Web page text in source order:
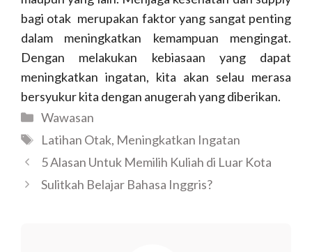
bagi otak merupakan faktor yang sangat penting
dalam meningkatkan kemampuan mengingat.
Dengan melakukan kebiasaan yang dapat
meningkatkan ingatan, kita akan selau merasa
bersyukur kita dengan anugerah yang diberikan.
Wawasan
Latihan Otak, Meningkatkan Ingatan
5 Alasan Untuk Memilih Kuliah di Luar Kota
Sulitkah Belajar Bahasa Inggris?